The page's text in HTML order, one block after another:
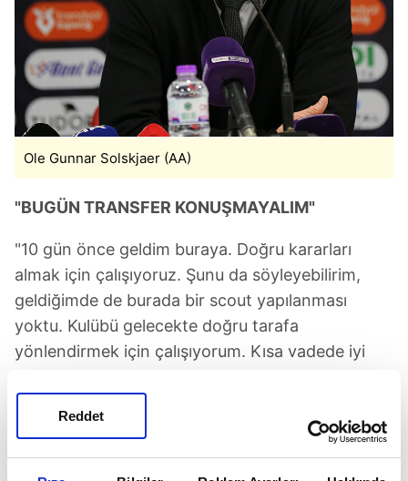
Reddet
Ole Gunnar Solskjaer (AA)
"BUGÜN TRANSFER KONUŞMAYALIM"
"10 gün önce geldim buraya. Doğru kararları
almak için çalışıyoruz. Şunu da söyleyebilirim,
geldiğimde de burada bir scout yapılanması
yoktu. Kulübü gelecekte doğru tarafa
yönlendirmek için çalışıyorum. Kısa vadede iyi
karar verme lüksümüz yok. Hatalı karar vererek
çok pahalı oyuncuları getirme lüksümüz yok.
Önce finansal durumu da görmeliyiz. En iyi